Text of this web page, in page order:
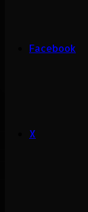
Facebook
X